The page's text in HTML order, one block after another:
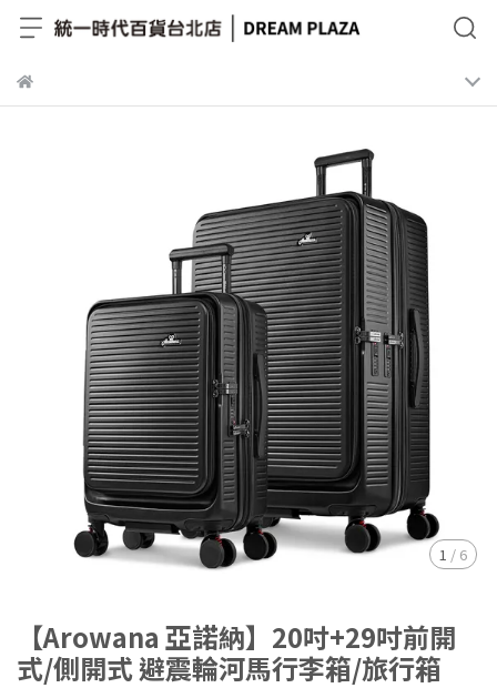
1 / 6
【Arowana 亞諾納】20吋+29吋前開
式/側開式 避震輪河馬行李箱/旅行箱